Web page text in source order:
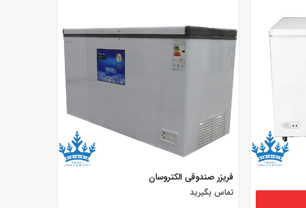
فریزر صندوقی الکتروسان
تماس بگیرید